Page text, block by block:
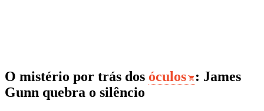
O mistério por trás dos óculos
: James
Gunn quebra o silêncio